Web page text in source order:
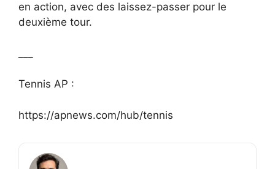
en action, avec des laissez-passer pour le
deuxième tour.
Tennis AP :
https://apnews.com/hub/tennis